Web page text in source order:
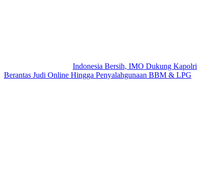
Indonesia Bersih, IMO Dukung Kapolri
Berantas Judi Online Hingga Penyalahgunaan BBM & LPG